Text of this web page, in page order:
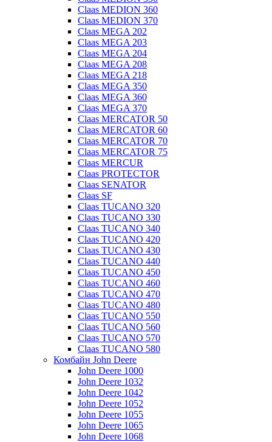
Claas MEDION 360
Claas MEDION 370
Claas MEGA 202
Claas MEGA 203
Claas MEGA 204
Claas MEGA 208
Claas MEGA 218
Claas MEGA 350
Claas MEGA 360
Claas MEGA 370
Claas MERCATOR 50
Claas MERCATOR 60
Claas MERCATOR 70
Claas MERCATOR 75
Claas MERCUR
Claas PROTECTOR
Claas SENATOR
Claas SF
Claas TUCANO 320
Claas TUCANO 330
Claas TUCANO 340
Claas TUCANO 420
Claas TUCANO 430
Claas TUCANO 440
Claas TUCANO 450
Claas TUCANO 460
Claas TUCANO 470
Claas TUCANO 480
Claas TUCANO 550
Claas TUCANO 560
Claas TUCANO 570
Claas TUCANO 580
Комбайн John Deere
John Deere 1000
John Deere 1032
John Deere 1042
John Deere 1052
John Deere 1055
John Deere 1065
John Deere 1068